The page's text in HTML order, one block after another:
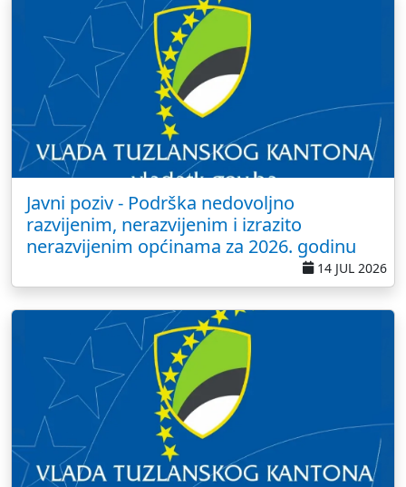
Javni poziv - Podrška nedovoljno
razvijenim, nerazvijenim i izrazito
nerazvijenim općinama za 2026. godinu
14 JUL 2026